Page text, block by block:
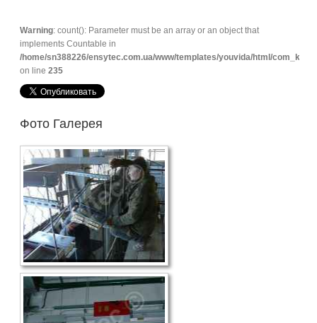
Warning: count(): Parameter must be an array or an object that
implements Countable in
/home/sn388226/ensytec.com.ua/www/templates/youvida/html/com_k2/
on line 235
Фото Галерея